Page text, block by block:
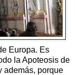
Europa. Es
la Apoteosis de
además, porque